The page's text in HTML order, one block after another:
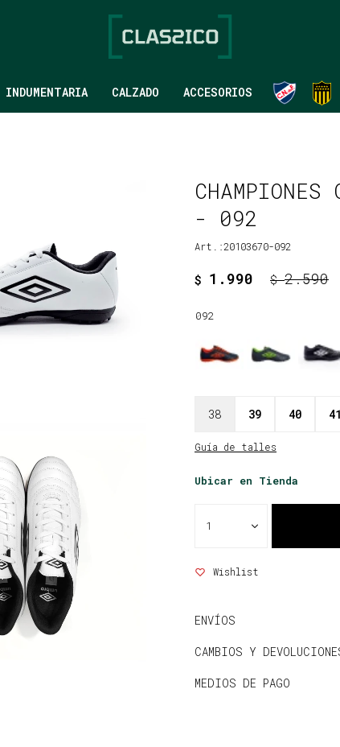
INDUMENTARIA CALZADO ACCESORIOS
- 092
20103670-092
$ 1.990 $ 2.590
092
38 39 40 41
Guía de talles
Ubicar en Tienda
1
ENVÍOS
CAMBIOS Y
MEDIOS DE PAGO